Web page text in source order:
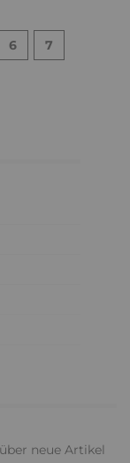
6 7
neue Artikel